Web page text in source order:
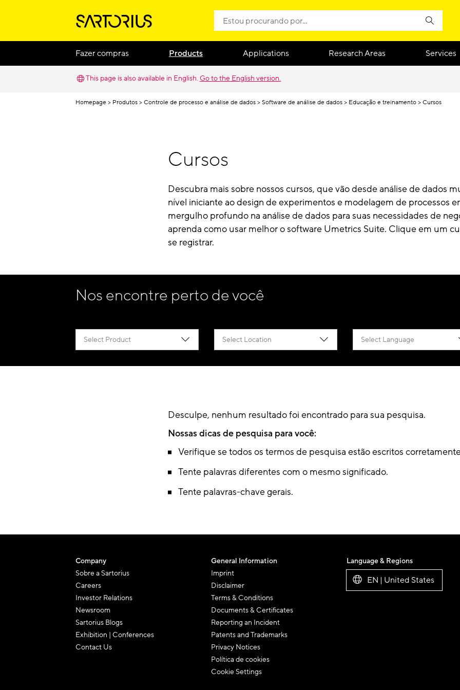
Fazer compras Products Applications Research Areas Services
This page is also available in English. Go to the English version.
Homepage Produtos Controle de processo e análise de dados Software de análise de dados Educação e treinamento Cursos
Cursos
Descubra mais sobre nossos cursos, que vão desde análise de dados
nível iniciante ao design de experimentos e modelagem de processos
mergulho profundo na análise de dados para suas necessidades de
aprenda como usar melhor o software Umetrics Suite. Clique em um
se registrar.
Nos encontre perto de você
Select Product Select Location Select Language
Desculpe, nenhum resultado foi encontrado para sua pesquisa.
Nossas dicas de pesquisa para você:
Verifique se todos os termos de pesquisa estão escritos
Tente palavras diferentes com o mesmo significado.
Tente palavras-chave gerais.
Company
Sobre a Sartorius
Careers
Investor Relations
Newsroom
Sartorius Blogs
Exhibition | Conferences
Contact Us
General Information
Imprint
Disclaimer
Terms & Conditions
Documents & Certificates
Reporting an Incident
Patents and Trademarks
Privacy Notices
Política de cookies
Cookie Settings
Language & Regions
EN | United States